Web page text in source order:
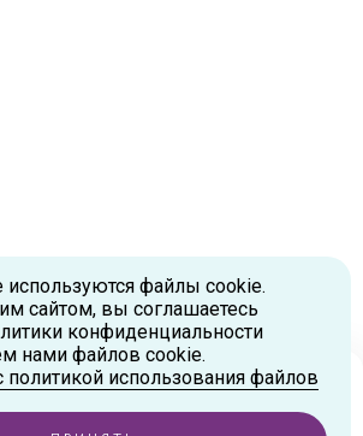
?
Новодмитровская, д.36, стр.2., вход №5
95
д.9, к.1
используются файлы cookie.
сайтом, вы соглашаетесь
конфиденциальности
нами файлов cookie.
политикой использования файлов